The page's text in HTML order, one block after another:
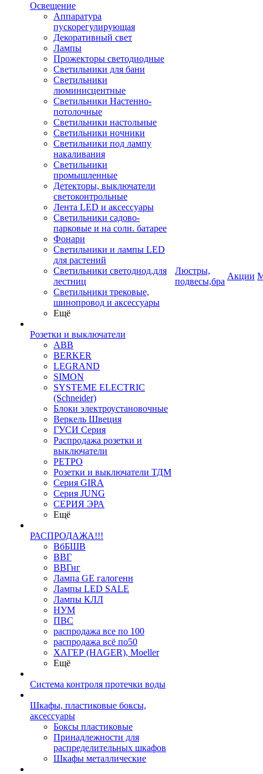
Освещение
Аппаратура
пускорегулирующая
Декоративный свет
Лампы
Прожекторы светодиодные
Светильники для бани
Светильники
люминисцентные
Светильники Настенно-
потолочные
Светильники настольные
Светильники ночники
Светильники под лампу
накаливания
Светильники
промышленные
Детекторы, выключатели
светоконтрольные
Лента LED и аксессуары
Светильники садово-
парковые и на солн. батарее
Фонари
Светильники и лампы LED
для растений
Светильники светодиод.для
лестниц
Светильники трековые,
шинопровод и аксессуары
Ещё
Розетки и выключатели
ABB
BERKER
LEGRAND
SIMON
SYSTEME ELECTRIC
(Schneider)
Блоки электроустановочные
Веркель Швеция
ГУСИ Серия
Распродажа розетки и
выключатели
РЕТРО
Розетки и выключатели ТДМ
Серия GIRA
Серия JUNG
СЕРИЯ ЭРА
Ещё
РАСПРОДАЖА!!!
ВбБШВ
ВВГ
ВВГнг
Лампа GE галогенн
Лампы LED SALE
Лампы КЛЛ
НУМ
ПВС
распродажа все по 100
распродажа всё по50
ХАГЕР (HAGER), Moeller
Ещё
Система контроля протечки воды
Шкафы, пластиковые боксы,
аксессуары
Боксы пластиковые
Принадлежности для
распределительных шкафов
Шкафы металлические
Люстры,
подвесы,бра
Акции